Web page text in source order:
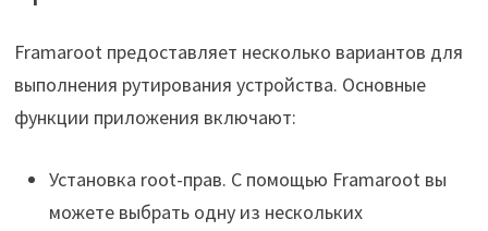
Framaroot предоставляет несколько вариантов для
выполнения рутирования устройства. Основные
функции приложения включают:
Установка root-прав. С помощью Framaroot вы
можете выбрать одну из нескольких